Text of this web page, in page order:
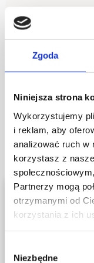
Zgoda
Niniejsza strona
Wykorzystujemy
i reklam, aby
analizować ruch w
korzystasz z
Partnerzy mogą
otrzymanymi od
korzystania z ich
zgody
Niezbędne
dzięki zabiegom
poprawiają
Estetycznej i
która łączy
odmładzanie
bezpieczne.
Jak
terapię
Dobór
odpowiedzieć na
Na